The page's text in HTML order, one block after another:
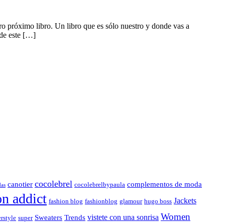
próximo libro. Un libro que es sólo nuestro y donde vas a
de este […]
canotier cocolebrel cocolebrelbypaula complementos de moda
addict fashion blog fashionblog glamour hugo boss Jackets
super Sweaters Trends vistete con una sonrisa Women